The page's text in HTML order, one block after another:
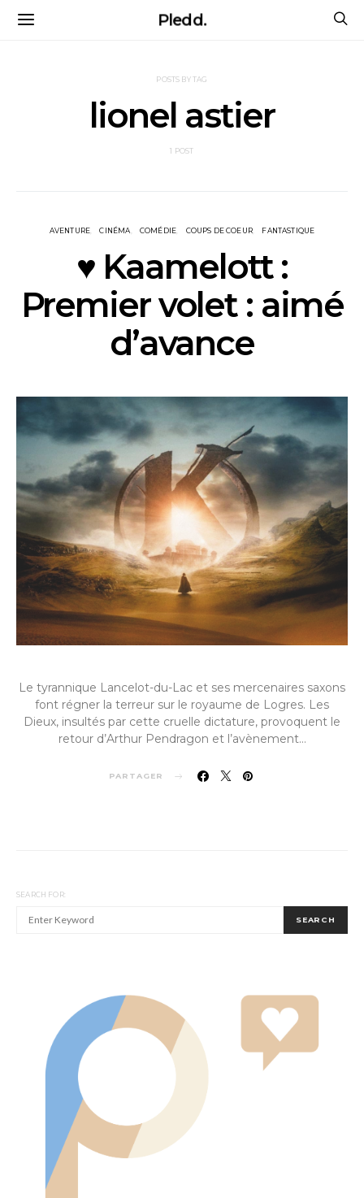
Pledd.
POSTS BY TAG
lionel astier
1 POST
AVENTURE CINÉMA COMÉDIE COUPS DE COEUR FANTASTIQUE
♥ Kaamelott :
Premier volet : aimé
d’avance
Le tyrannique Lancelot-du-Lac et ses mercenaires saxons
font régner la terreur sur le royaume de Logres. Les
Dieux, insultés par cette cruelle dictature, provoquent le
retour d’Arthur Pendragon et l’avènement…
PARTAGER
SEARCH FOR:
SEARCH